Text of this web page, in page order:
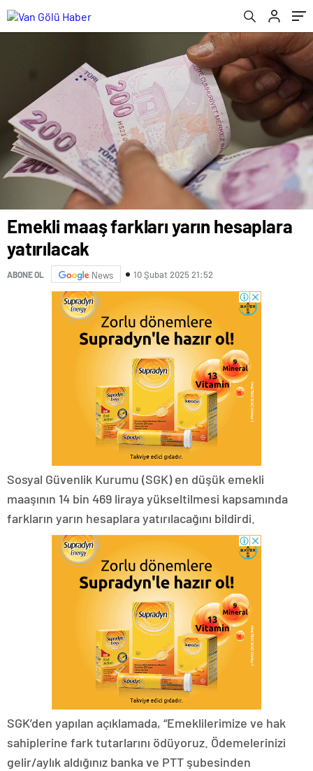
Emekli maaş farkları yarın hesaplara
yatırılacak
ABONE OL News 10 Şubat 2025 21:52
Sosyal Güvenlik Kurumu (SGK) en düşük emekli
maaşının 14 bin 469 liraya yükseltilmesi kapsamında
farkların yarın hesaplara yatırılacağını bildirdi.
SGK’den yapılan açıklamada, “Emeklilerimize ve hak
sahiplerine fark tutarlarını ödüyoruz. Ödemelerinizi
gelir/aylık aldığınız banka ve PTT şubesinden